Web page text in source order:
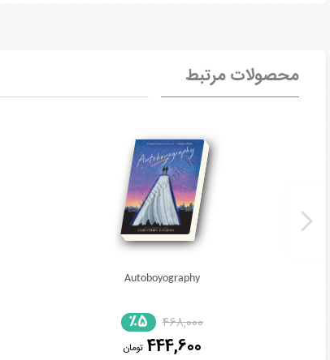
محصولات مرتبط
Autoboyography
468,000
٪5
444,600 تومان